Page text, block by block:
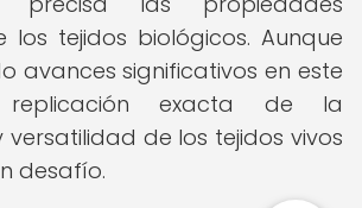
los tejidos biológicos. Aunque
avances significativos en este
exacta de la
de los tejidos vivos
desafío.